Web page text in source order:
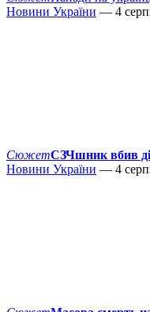
Новини України — 4
СюжетСЗЧшник вбив
Новини України — 4